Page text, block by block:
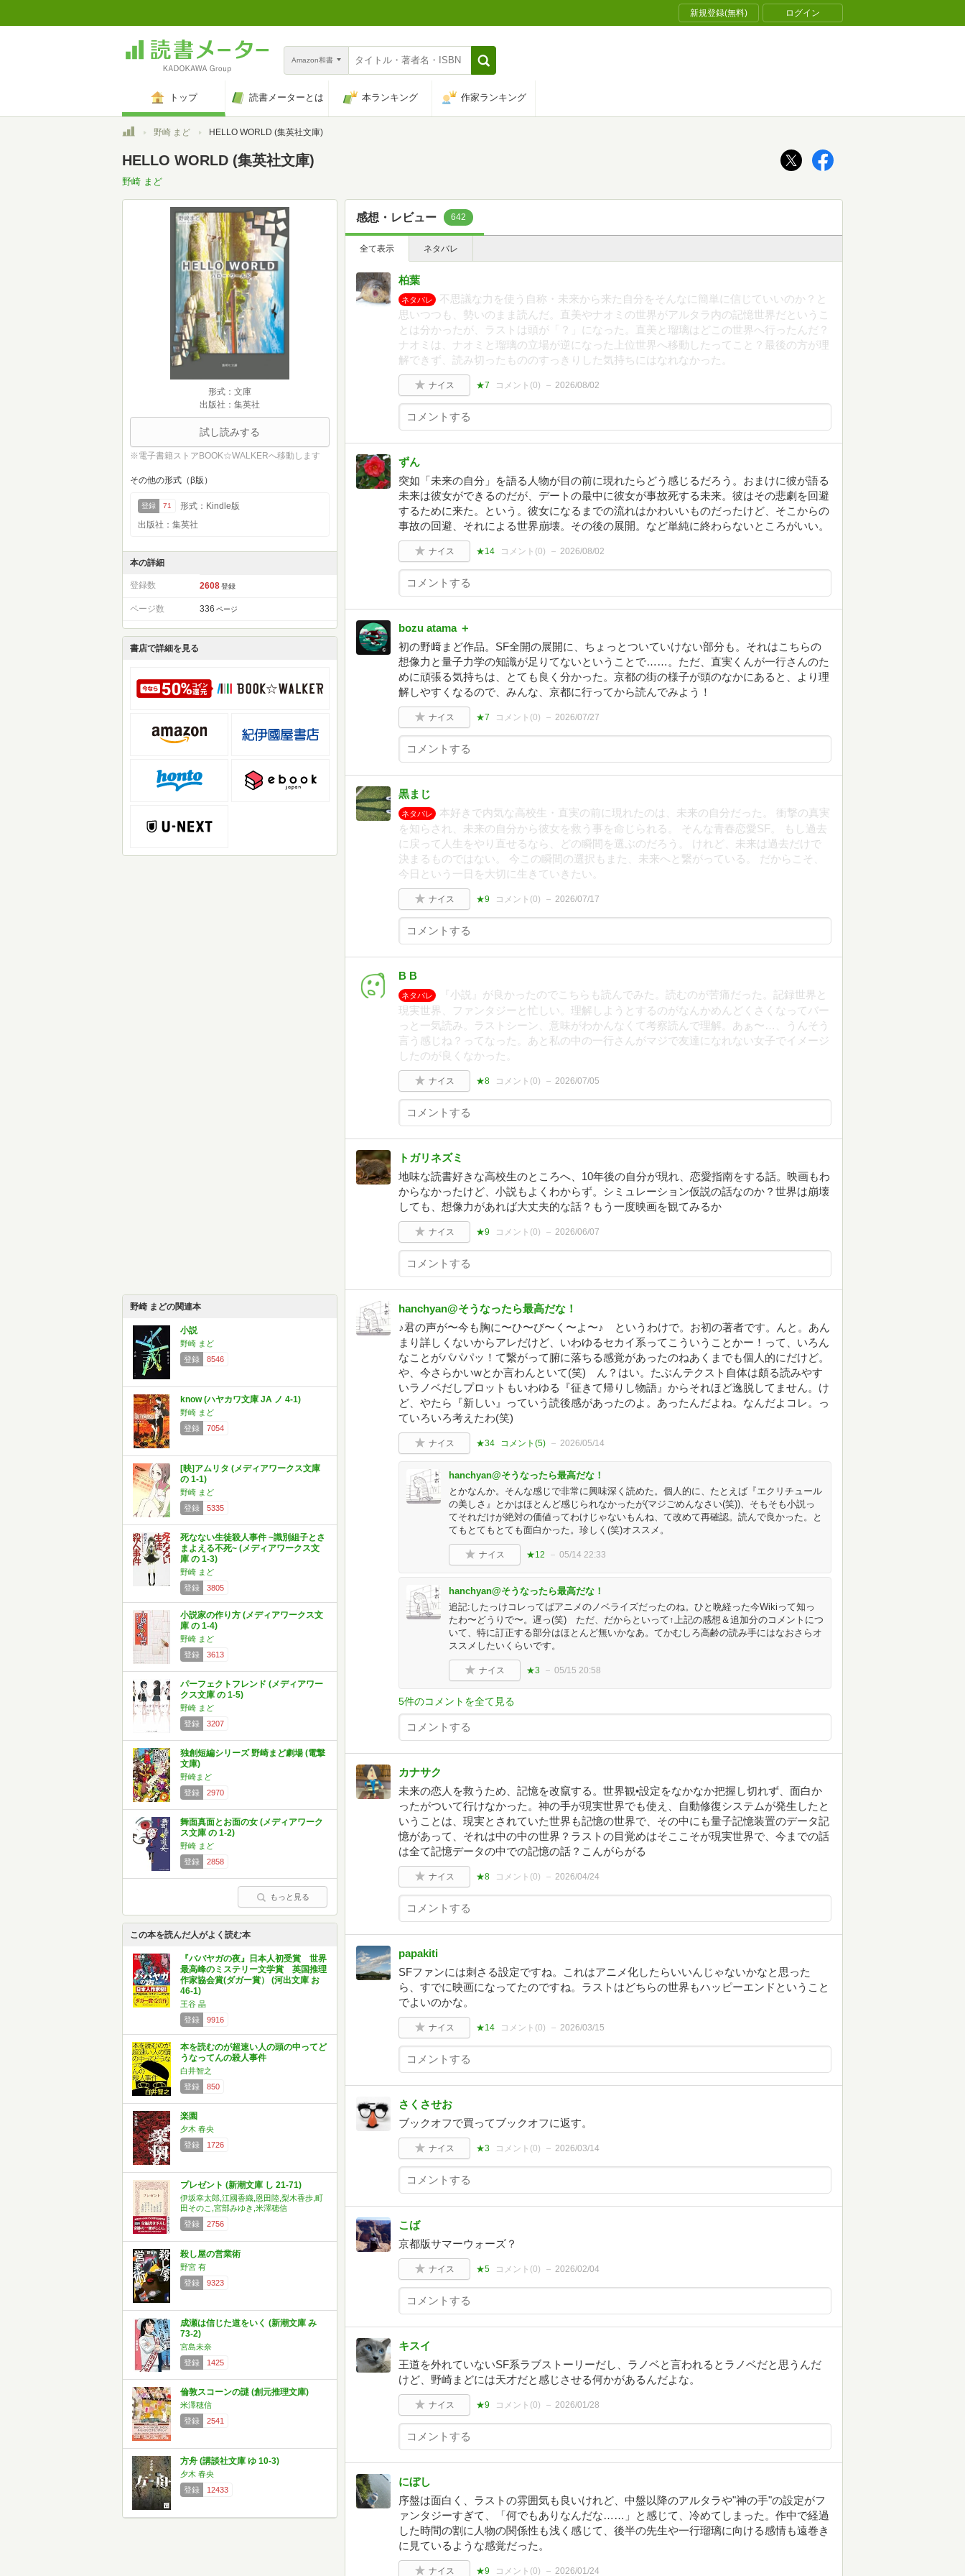
新規登録(無料) ログイン
Amazon和書
トップ 読書メーターとは 本ランキング 作家ランキング
トップ野崎 まど HELLO WORLD (集英社文庫)
HELLO WORLD (集英社文庫)
野崎 まど
形式：文庫
出版社：集英社
試し読みする
※電子書籍ストアBOOK☆WALKERへ移動します
その他の形式（β版）
登録 71
形式：Kindle版
出版社：集英社
本の詳細
登録数 2608 登録
ページ数 336 ページ
書店で詳細を見る
野崎 まどの関連本
小説
野崎 まど
登録
8546
know (ハヤカワ文庫 JA ノ 4-1)
野崎 まど
登録
7054
[映]アムリタ (メディアワークス文庫
の 1-1)
野崎 まど
登録
5335
死なない生徒殺人事件 ~識別組子とさ
まよえる不死~ (メディアワークス文
庫 の 1-3)
野崎 まど
登録
3805
小説家の作り方 (メディアワークス文
庫 の 1-4)
野崎 まど
登録
3613
パーフェクトフレンド (メディアワー
クス文庫 の 1-5)
野崎 まど
登録
3207
独創短編シリーズ 野崎まど劇場 (電撃
文庫)
野崎まど
登録
2970
舞面真面とお面の女 (メディアワーク
ス文庫 の 1-2)
野崎 まど
登録
2858
もっと見る
この本を読んだ人がよく読む本
『ババヤガの夜』日本人初受賞 世界
最高峰のミステリー文学賞 英国推理
作家協会賞(ダガー賞） (河出文庫 お
46-1)
王谷 晶
登録
9916
本を読むのが超速い人の頭の中ってど
うなってんの殺人事件
白井智之
登録
850
楽園
夕木 春央
登録
1726
プレゼント (新潮文庫 し 21-71)
伊坂幸太郎,江國香織,恩田陸,梨木香歩,町
田そのこ,宮部みゆき,米澤穂信
登録
2756
殺し屋の営業術
野宮 有
登録
9323
成瀬は信じた道をいく (新潮文庫 み
73-2)
宮島未奈
登録
1425
倫敦スコーンの謎 (創元推理文庫)
米澤穂信
登録
2541
方舟 (講談社文庫 ゆ 10-3)
夕木 春央
登録
12433
感想・レビュー 642
全て表示 ネタバレ
柏葉
ネタバレ
不思議な力を使う自称・未来から来た自分をそんなに簡単に信じていいのか？と
思いつつも、勢いのまま読んだ。直美やナオミの世界がアルタラ内の記憶世界だというこ
とは分かったが、ラストは頭が「？」になった。直美と瑠璃はどこの世界へ行ったんだ？
ナオミは、ナオミと瑠璃の立場が逆になった上位世界へ移動したってこと？最後の方が理
解できず、読み切ったもののすっきりした気持ちにはなれなかった。
ナイス ★7 コメント(0) 2026/08/02
ずん
突如「未来の自分」を語る人物が目の前に現れたらどう感じるだろう。おまけに彼が語る
未来は彼女ができるのだが、デートの最中に彼女が事故死する未来。彼はその悲劇を回避
するために来た。という。彼女になるまでの流れはかわいいものだったけど、そこからの
事故の回避、それによる世界崩壊。その後の展開。など単純に終わらないところがいい。
ナイス ★14 コメント(0) 2026/08/02
bozu atama ＋
初の野﨑まど作品。SF全開の展開に、ちょっとついていけない部分も。それはこちらの
想像力と量子力学の知識が足りてないということで……。ただ、直実くんが一行さんのた
めに頑張る気持ちは、とても良く分かった。京都の街の様子が頭のなかにあると、より理
解しやすくなるので、みんな、京都に行ってから読んでみよう！
ナイス ★7 コメント(0) 2026/07/27
黒まじ
ネタバレ
本好きで内気な高校生・直実の前に現れたのは、未来の自分だった。 衝撃の真実
を知らされ、未来の自分から彼女を救う事を命じられる。 そんな青春恋愛SF。 もし過去
に戻って人生をやり直せるなら、どの瞬間を選ぶのだろう。 けれど、未来は過去だけで
決まるものではない。 今この瞬間の選択もまた、未来へと繋がっている。 だからこそ、
今日という一日を大切に生きていきたい。
ナイス ★9 コメント(0) 2026/07/17
B B
ネタバレ
『小説』が良かったのでこちらも読んでみた。読むのが苦痛だった。記録世界と
現実世界、ファンタジーと忙しい。理解しようとするのがなんかめんどくさくなってバー
っと一気読み。ラストシーン、意味がわかんなくて考察読んで理解。あぁ〜…、うんそう
言う感じね？ってなった。あと私の中の一行さんがマジで友達になれない女子でイメージ
したのが良くなかった。
ナイス ★8 コメント(0) 2026/07/05
トガリネズミ
地味な読書好きな高校生のところへ、10年後の自分が現れ、恋愛指南をする話。映画もわ
からなかったけど、小説もよくわからず。シミュレーション仮説の話なのか？世界は崩壊
しても、想像力があれば大丈夫的な話？もう一度映画を観てみるか
ナイス ★9 コメント(0) 2026/06/07
hanchyan@そうなったら最高だな！
♪君の声が〜今も胸に〜ひ〜び〜く〜よ〜♪ というわけで。お初の著者です。んと。あん
まり詳しくないからアレだけど、いわゆるセカイ系ってこういうことかー！って、いろん
なことがパパパッ！て繋がって腑に落ちる感覚があったのねあくまでも個人的にだけど。
や、今さらかいwとか言わんといて(笑) ん？はい。たぶんテクスト自体は頗る読みやす
いラノベだしプロットもいわゆる『征きて帰りし物語』からそれほど逸脱してません。け
ど、やたら『新しい』っていう読後感があったのよ。あったんだよね。なんだよコレ。っ
ていろいろ考えたわ(笑)
ナイス ★34 コメント(5) 2026/05/14
hanchyan@そうなったら最高だな！
とかなんか。そんな感じで非常に興味深く読めた。個人的に、たとえば『エクリチュール
の美しさ』とかはほとんど感じられなかったが(マジごめんなさい(笑))、そもそも小説っ
てそれだけが絶対の価値ってわけじゃないもんね、て改めて再確認。読んで良かった。と
てもとてもとても面白かった。珍しく(笑)オススメ。
ナイス ★12 05/14 22:33
hanchyan@そうなったら最高だな！
追記:したっけコレってばアニメのノベライズだったのね。ひと晩経った今Wikiって知っ
たわ〜どうりで〜。遅っ(笑) ただ、だからといって↑上記の感想＆追加分のコメントにつ
いて、特に訂正する部分はほとんど無いかなあ。てかむしろ高齢の読み手にはなおさらオ
ススメしたいくらいです。
ナイス ★3 05/15 20:58
5件のコメントを全て見る
カナサク
未来の恋人を救うため、記憶を改竄する。世界観•設定をなかなか把握し切れず、面白か
ったがついて行けなかった。神の手が現実世界でも使え、自動修復システムが発生したと
いうことは、現実とされていた世界も記憶の世界で、その中にも量子記憶装置のデータ記
憶があって、それは中の中の世界？ラストの目覚めはそここそが現実世界で、今までの話
は全て記憶データの中での記憶の話？こんがらがる
ナイス ★8 コメント(0) 2026/04/24
papakiti
SFファンには刺さる設定ですね。これはアニメ化したらいいんじゃないかなと思った
ら、すでに映画になってたのですね。ラストはどちらの世界もハッピーエンドということ
でよいのかな。
ナイス ★14 コメント(0) 2026/03/15
さくさせお
ブックオフで買ってブックオフに返す。
ナイス ★3 コメント(0) 2026/03/14
こば
京都版サマーウォーズ？
ナイス ★5 コメント(0) 2026/02/04
キスイ
王道を外れていないSF系ラブストーリーだし、ラノベと言われるとラノベだと思うんだ
けど、野崎まどには天才だと感じさせる何かがあるんだよな。
ナイス ★9 コメント(0) 2026/01/28
にぼし
序盤は面白く、ラストの雰囲気も良いけれど、中盤以降のアルタラや"神の手"の設定がフ
ァンタジーすぎて、「何でもありなんだな……」と感じて、冷めてしまった。作中で経過
した時間の割に人物の関係性も浅く感じて、後半の先生や一行瑠璃に向ける感情も遠巻き
に見ているような感覚だった。
ナイス ★9 コメント(0) 2026/01/24